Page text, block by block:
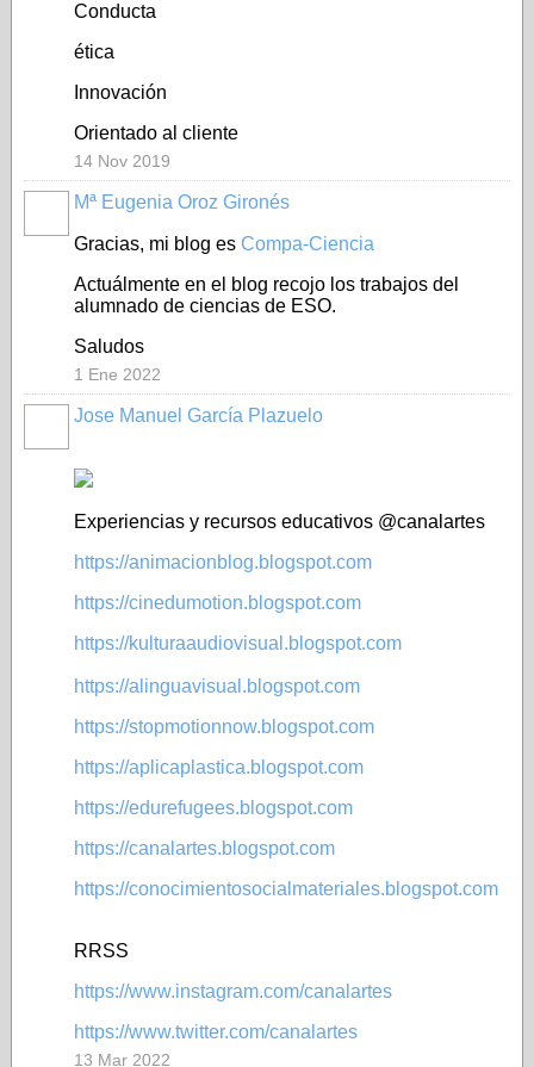
Conducta
ética
Innovación
Orientado al cliente
14 Nov 2019
Mª Eugenia Oroz Gironés
Gracias, mi blog es Compa-Ciencia
Actuálmente en el blog recojo los trabajos del
alumnado de ciencias de ESO.
Saludos
1 Ene 2022
Jose Manuel García Plazuelo
Experiencias y recursos educativos @canalartes
https://animacionblog.blogspot.com
https://cinedumotion.blogspot.com
https://kulturaaudiovisual.blogspot.com
https://alinguavisual.blogspot.com
https://stopmotionnow.blogspot.com
https://aplicaplastica.blogspot.com
https://edurefugees.blogspot.com
https://canalartes.blogspot.com
https://conocimientosocialmateriales.blogspot.com
RRSS
https://www.instagram.com/canalartes
https://www.twitter.com/canalartes
13 Mar 2022